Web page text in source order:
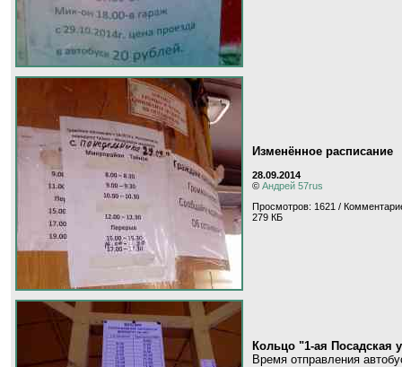
Изменённое расписание
28.09.2014
© Андрей 57rus
Просмотров: 1621 /
279 КБ
Кольцо "1-ая Посадская
Время отправления